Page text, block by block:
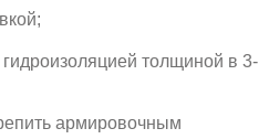
толщиной в 3-
армировочным